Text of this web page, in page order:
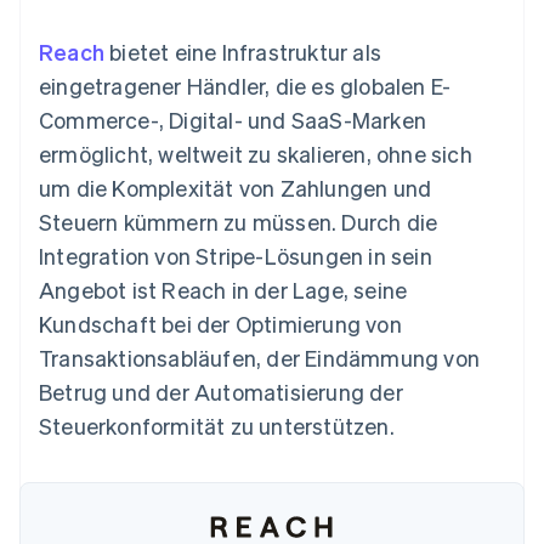
125
Zahlungen vor Ort
Authorization
Optimierung der
Autorisierungsraten
Beschleunigter
Bezahlvorgang
Financial
Connections
Verbundene
SaaS
Nach Branche
KI-Unternehmen
Creator Economy
Gaming
Bewirtung, Reisen und
Freizeit
Versicherungen
Medien und
Unterhaltung
Gemeinnützige
Organisationen
Fachdienstleistungen
Abonnementverwaltung
So setzen Sie
nutzungsbasierte
Abrechnung um
Stablecoin-gestützte
Karten ausgeben: So
geht´s
Bereitstellung und
Verwaltung von
Diensten mit Agenten
App-Integrationen
Stripe Sessions
Karriere
Newsroom
Stripe Press
Sales-Team
kontaktieren
Partner werden
Reach bietet eine Infrastruktur als
eingetragener Händler, die es globalen E-
Commerce-, Digital- und SaaS-Marken
ermöglicht, weltweit zu skalieren, ohne sich
um die Komplexität von Zahlungen und
Steuern kümmern zu müssen. Durch die
Integration von Stripe-Lösungen in sein
Angebot ist Reach in der Lage, seine
Kundschaft bei der Optimierung von
Transaktionsabläufen, der Eindämmung von
Betrug und der Automatisierung der
Steuerkonformität zu unterstützen.